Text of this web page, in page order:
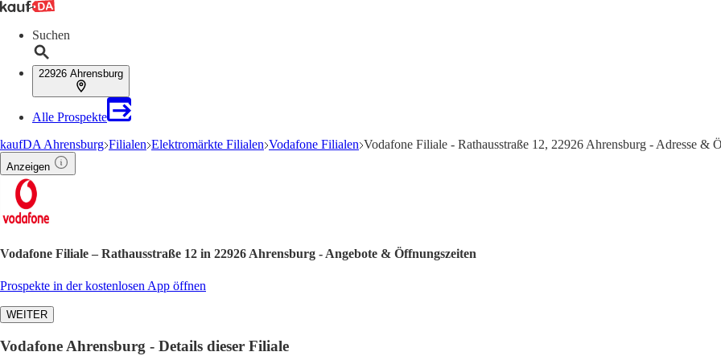
Suchen
22926 Ahrensburg
Alle Prospekte
kaufDA Ahrensburg Filialen Elektromärkte Filialen Vodafone Filialen Vodafone Filiale - Rathausstraße 12, 22926 Ahrensburg - Adresse &
Anzeigen
Vodafone Filiale – Rathausstraße 12 in 22926 Ahrensburg - Angebote & Öffnungszeiten
Prospekte in der kostenlosen App öffnen
WEITER
Vodafone Ahrensburg - Details dieser Filiale